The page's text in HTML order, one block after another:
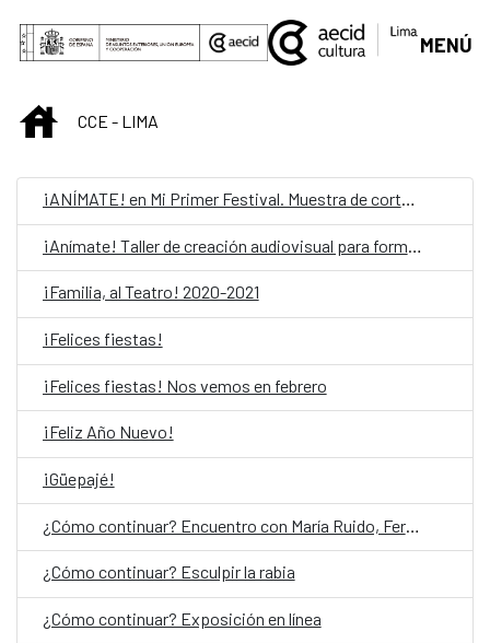
Saut au contenu principal
MENÚ
INICIOCCE - LIMA
¡ANÍMATE! en Mi Primer Festival. Muestra de cortometrajes
¡Familia, al Teatro! 2020-2021
¡Felices fiestas!
¡Felices fiestas! Nos vemos en febrero
¡Feliz Año Nuevo!
¡Güepajé!
¿Cómo continuar? Encuentro con María Ruido, Fernanda Laguna y Jorge Villacorta
¿Cómo continuar? Esculpir la rabia
¿Cómo continuar? Exposición en línea